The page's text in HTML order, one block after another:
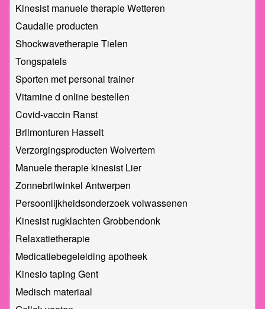
Kinesist manuele therapie Wetteren
Caudalie producten
Shockwavetherapie Tielen
Tongspatels
Sporten met personal trainer
Vitamine d online bestellen
Covid-vaccin Ranst
Brilmonturen Hasselt
Verzorgingsproducten Wolvertem
Manuele therapie kinesist Lier
Zonnebrilwinkel Antwerpen
Persoonlijkheidsonderzoek volwassenen
Kinesist rugklachten Grobbendonk
Relaxatietherapie
Medicatiebegeleiding apotheek
Kinesio taping Gent
Medisch materiaal